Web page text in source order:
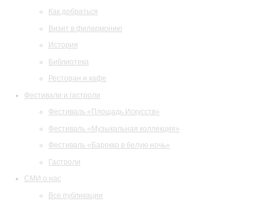
Как добраться
Визит в филармонию
История
Библиотека
Ресторан и кафе
Фестивали и гастроли
Фестиваль «Площадь Искусств»
Фестиваль «Музыкальная коллекция»
Фестиваль «Барокко в белую ночь»
Гастроли
СМИ о нас
Все публикации